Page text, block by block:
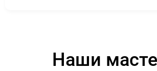
Наши